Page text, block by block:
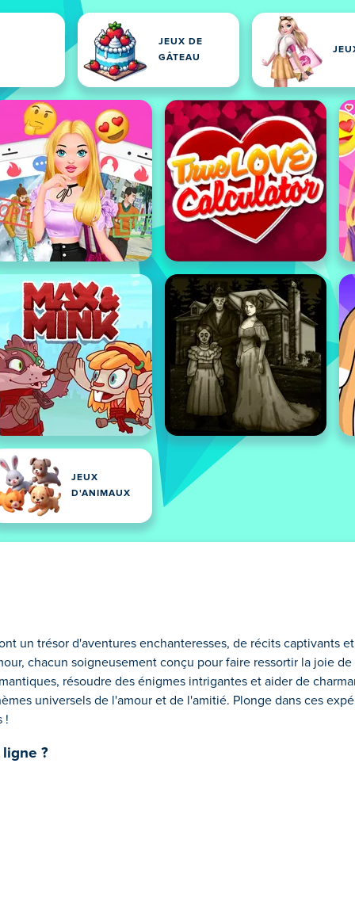
JEUX DE
GÂTEAU
JEUX
D'ANIMAUX
un trésor d'aventures enchanteresses, de récits captivants
chacun soigneusement conçu pour faire ressortir la joie
résoudre des énigmes intrigantes et aider de
universels de l'amour et de l'amitié. Plonge dans ces
!
?